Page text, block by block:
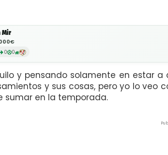
Mir
0 0
y pensando solamente en estar
y sus cosas, pero yo lo veo
sumar en la temporada.